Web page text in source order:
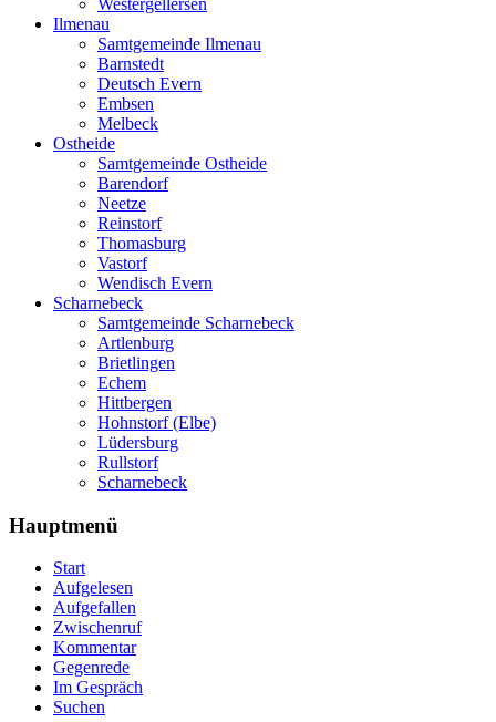
Westergellersen
Ilmenau
Samtgemeinde Ilmenau
Barnstedt
Deutsch Evern
Embsen
Melbeck
Ostheide
Samtgemeinde Ostheide
Barendorf
Neetze
Reinstorf
Thomasburg
Vastorf
Wendisch Evern
Scharnebeck
Samtgemeinde Scharnebeck
Artlenburg
Brietlingen
Echem
Hittbergen
Hohnstorf (Elbe)
Lüdersburg
Rullstorf
Scharnebeck
Hauptmenü
Start
Aufgelesen
Aufgefallen
Zwischenruf
Kommentar
Gegenrede
Im Gespräch
Suchen